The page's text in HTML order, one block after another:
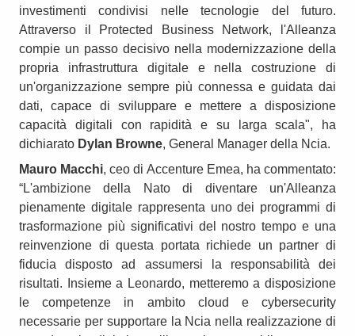
investimenti condivisi nelle tecnologie del futuro.
Attraverso il Protected Business Network, l'Alleanza
compie un passo decisivo nella modernizzazione della
propria infrastruttura digitale e nella costruzione di
un'organizzazione sempre più connessa e guidata dai
dati, capace di sviluppare e mettere a disposizione
capacità digitali con rapidità e su larga scala", ha
dichiarato Dylan Browne, General Manager della Ncia.
Mauro Macchi, ceo di Accenture Emea, ha commentato:
“L'ambizione della Nato di diventare un'Alleanza
pienamente digitale rappresenta uno dei programmi di
trasformazione più significativi del nostro tempo e una
reinvenzione di questa portata richiede un partner di
fiducia disposto ad assumersi la responsabilità dei
risultati. Insieme a Leonardo, metteremo a disposizione
le competenze in ambito cloud e cybersecurity
necessarie per supportare la Ncia nella realizzazione di